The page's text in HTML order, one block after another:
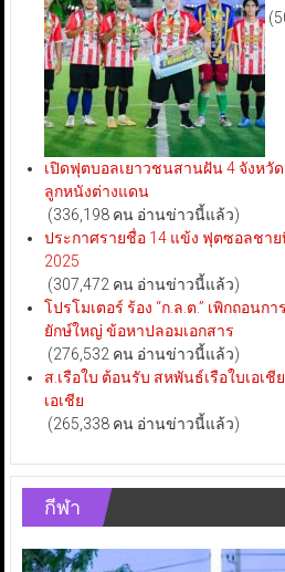
เปิดฟุตบอลเยาวชนสานฝัน 4 จังหวั
ลูกหนังต่างแดน
(336,198 คน อ่านข่าวนี้แล้ว)
ประกาศรายชื่อ 14 แข้ง ฟุตซอลชา
2025
(307,472 คน อ่านข่าวนี้แล้ว)
โปรโมเตอร์ ร้อง “ก.ล.ต.” เพิกถอน
ยักษ์ใหญ่ ข้อหาปลอมเอกสาร
(276,532 คน อ่านข่าวนี้แล้ว)
ส.เรือใบ ต้อนรับ สหพันธ์เรือใบเอเ
เอเชีย
(265,338 คน อ่านข่าวนี้แล้ว)
กีฬา